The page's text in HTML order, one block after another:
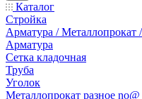
Каталог
Стройка
Арматура / Металлопрокат
Арматура
Сетка кладочная
Труба
Уголок
Металлопрокат разное no@